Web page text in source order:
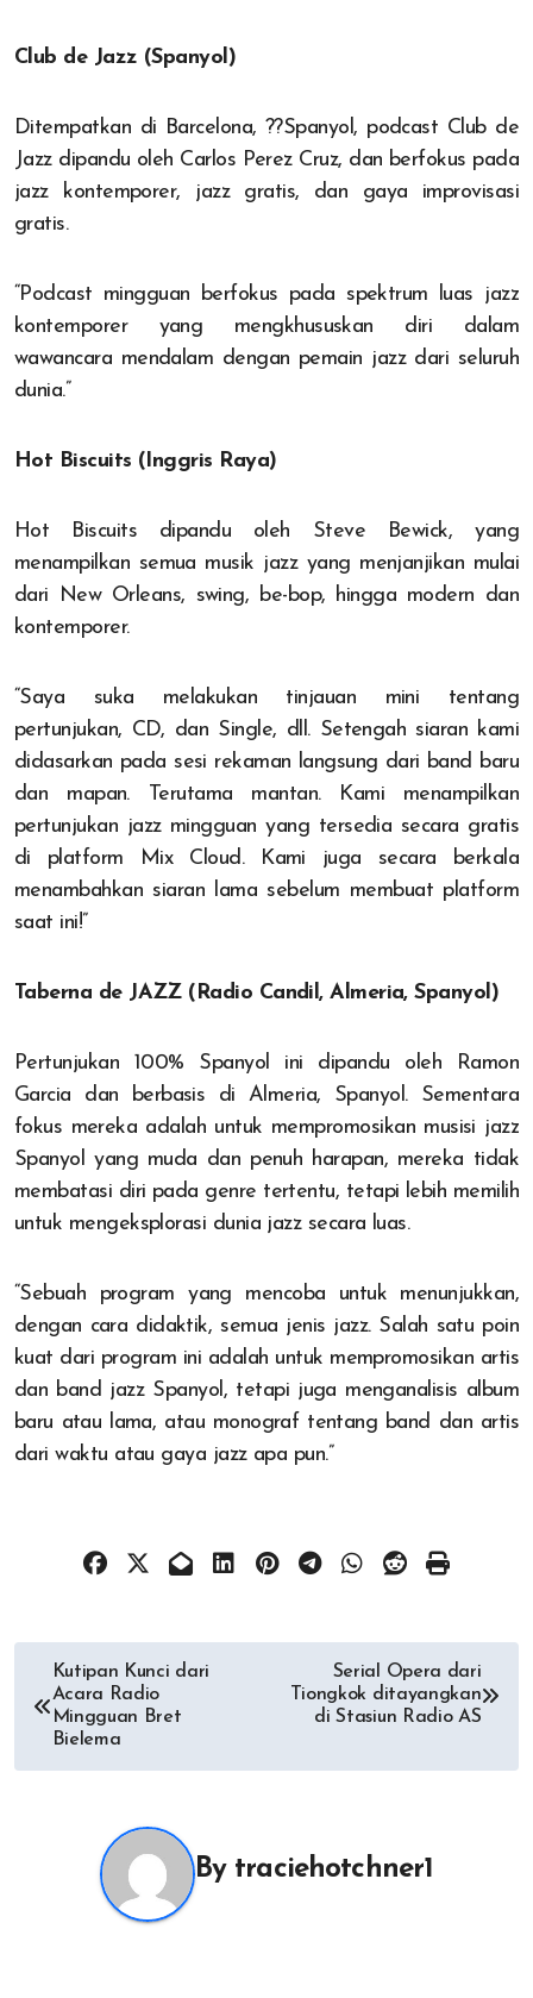
Club de Jazz (Spanyol)
Ditempatkan di Barcelona, ??Spanyol, podcast Club de
Jazz dipandu oleh Carlos Perez Cruz, dan berfokus pada
jazz kontemporer, jazz gratis, dan gaya improvisasi
gratis.
“Podcast mingguan berfokus pada spektrum luas jazz
kontemporer yang mengkhususkan diri dalam
wawancara mendalam dengan pemain jazz dari seluruh
dunia.”
Hot Biscuits (Inggris Raya)
Hot Biscuits dipandu oleh Steve Bewick, yang
menampilkan semua musik jazz yang menjanjikan mulai
dari New Orleans, swing, be-bop, hingga modern dan
kontemporer.
“Saya suka melakukan tinjauan mini tentang
pertunjukan, CD, dan Single, dll. Setengah siaran kami
didasarkan pada sesi rekaman langsung dari band baru
dan mapan. Terutama mantan. Kami menampilkan
pertunjukan jazz mingguan yang tersedia secara gratis
di platform Mix Cloud. Kami juga secara berkala
menambahkan siaran lama sebelum membuat platform
saat ini!”
Taberna de JAZZ (Radio Candil, Almeria, Spanyol)
Pertunjukan 100% Spanyol ini dipandu oleh Ramon
Garcia dan berbasis di Almeria, Spanyol. Sementara
fokus mereka adalah untuk mempromosikan musisi jazz
Spanyol yang muda dan penuh harapan, mereka tidak
membatasi diri pada genre tertentu, tetapi lebih memilih
untuk mengeksplorasi dunia jazz secara luas.
“Sebuah program yang mencoba untuk menunjukkan,
dengan cara didaktik, semua jenis jazz. Salah satu poin
kuat dari program ini adalah untuk mempromosikan artis
dan band jazz Spanyol, tetapi juga menganalisis album
baru atau lama, atau monograf tentang band dan artis
dari waktu atau gaya jazz apa pun.”
Post
navigation
Kutipan Kunci dari
Acara Radio
Mingguan Bret
Bielema
Serial Opera dari
Tiongkok ditayangkan
di Stasiun Radio AS
By traciehotchner1